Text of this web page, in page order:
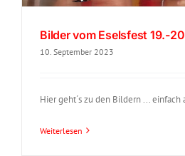
Bilder vom Eselsfest 19.-
10. September 2023
Hier geht´s zu den Bildern ... einfach
Weiterlesen